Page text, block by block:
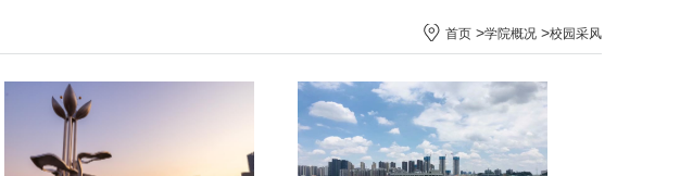
首页 >学院概况 >校园采风